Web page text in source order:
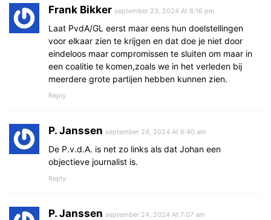
Frank Bikker september 23, 2024 At 6:16 pm
Laat PvdA/GL eerst maar eens hun doelstellingen
voor elkaar zien te krijgen en dat doe je niet door
eindeloos maar compromissen te sluiten om maar in
een coalitie te komen,zoals we in het verleden bij
meerdere grote partijen hebben kunnen zien.
Reply
P. Janssen september 24, 2024 At 6:40 am
De P.v.d.A. is net zo links als dat Johan een
objectieve journalist is.
Reply
P. Janssen september 24, 2024 At 7:07 am